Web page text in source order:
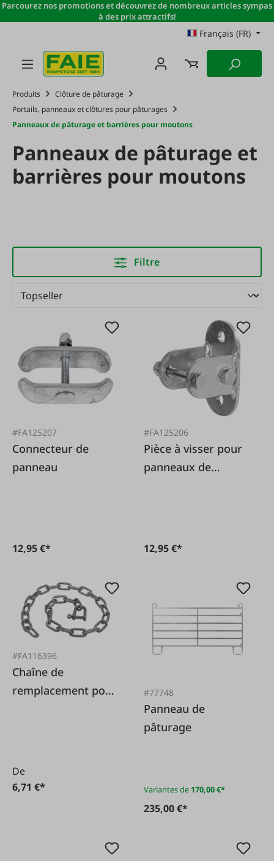
Passer au contenu principal
Parcourez nos promotions et découvrez de nombreux articles sympas
à des prix attractifs!
Français (FR)
Produits
Clôture de pâturage
Portails, panneaux et clôtures pour pâturages
Panneaux de pâturage et barrières pour moutons
Panneaux de pâturage et
barrières pour moutons
Filtre
#FA125207
Connecteur de
panneau
12,95 €*
#FA125206
Pièce à visser pour
panneaux de
12,95 €*
#FA116396
Chaîne de
remplacement pour
De
6,71 €*
#77748
Panneau de
pâturage
Variantes de 170,00 €*
235,00 €*